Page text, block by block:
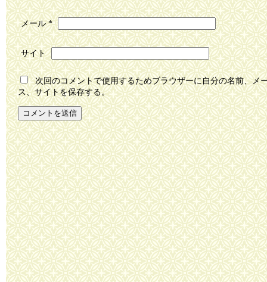
メール*
サイト
次回のコメントで使用するためブラウザーに自分の名前、メ
ス、サイトを保存する。